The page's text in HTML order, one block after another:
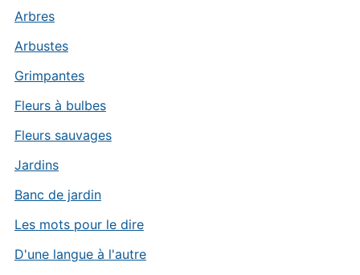
Arbres
Arbustes
Grimpantes
Fleurs à bulbes
Fleurs sauvages
Jardins
Banc de jardin
Les mots pour le dire
D'une langue à l'autre